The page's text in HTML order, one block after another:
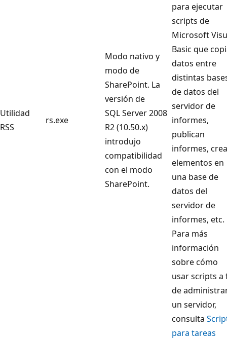
Utilidad
RSS
rs.exe
Modo nativo y
modo de
SharePoint. La
versión de
SQL Server 2008
R2 (10.50.x)
introdujo
compatibilidad
con el modo
SharePoint.
para ejecutar
scripts de
Microsoft
Basic que
datos entre
distintas
de datos del
servidor de
informes,
publican
informes,
elementos en
una base de
datos del
servidor de
informes, etc.
Para más
información
sobre cómo
usar scripts a
de
un servidor,
consulta
para tareas